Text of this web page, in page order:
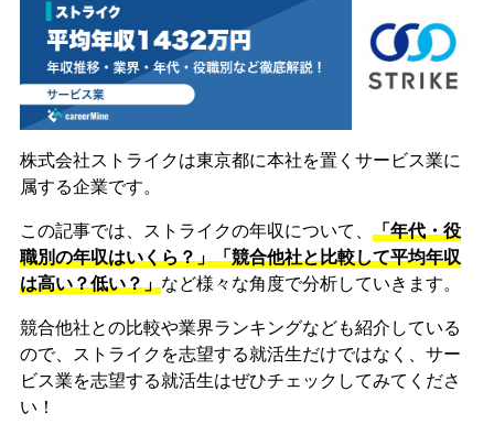
株式会社ストライクは東京都に本社を置くサービス業に
属する企業です。
この記事では、ストライクの年収について、 「年代・役
職別の年収はいくら？」「競合他社と比較して平均年収
は高い？低い？」など様々な角度で分析していきます。
競合他社との比較や業界ランキングなども紹介している
ので、ストライクを志望する就活生だけではなく、サー
ビス業を志望する就活生はぜひチェックしてみてくださ
い！